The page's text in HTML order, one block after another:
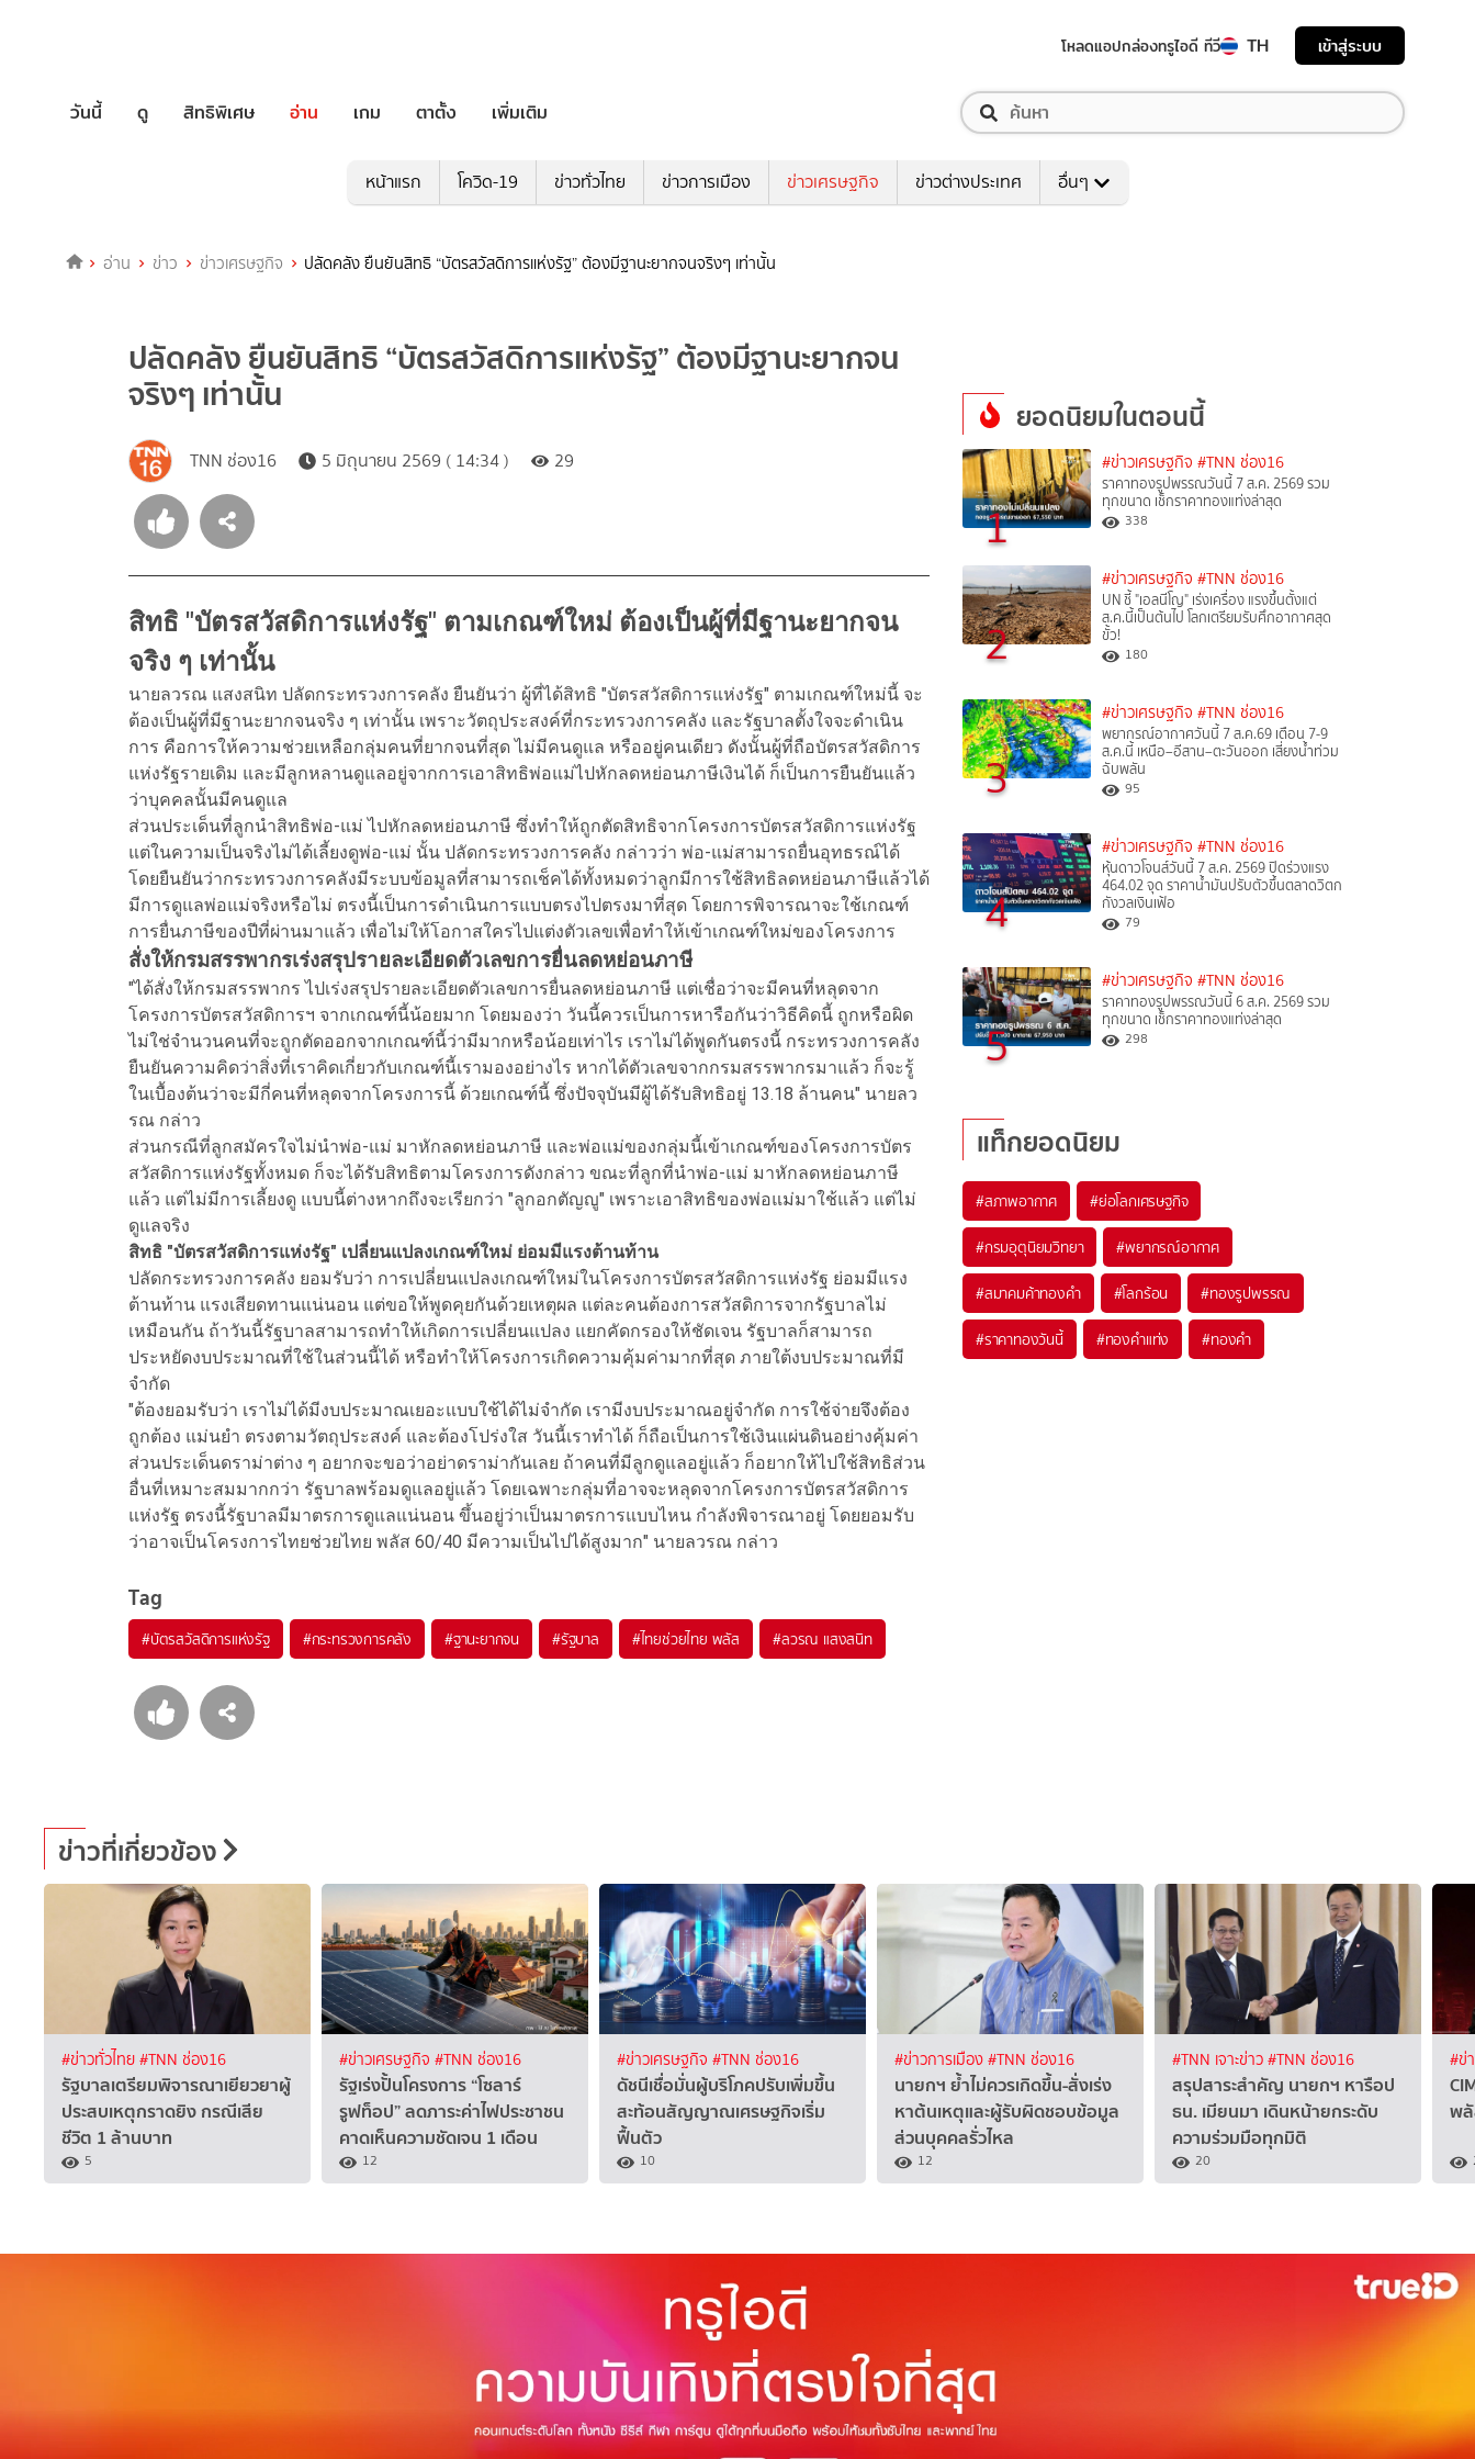
โหลดแอปกล่องทรูไอดี ทีวี TH เข้าสู่ระบบ
วันนี้ ดู สิทธิพิเศษ อ่าน เกม ตาตั้ง เพิ่มเติม
หน้าแรก โควิด-19 ข่าวทั่วไทย ข่าวการเมือง ข่าวเศรษฐกิจ ข่าวต่างประเทศ อื่นๆ
อ่าน ข่าว ข่าวเศรษฐกิจ ปลัดคลัง ยืนยันสิทธิ “บัตรสวัสดิการแห่งรัฐ” ต้องมีฐานะยากจนจริงๆ เท่านั้น
ปลัดคลัง ยืนยันสิทธิ “บัตรสวัสดิการแห่งรัฐ” ต้องมีฐานะยากจน
จริงๆ เท่านั้น
TNN ช่อง16 5 มิถุนายน 2569 ( 14:34 ) 29
สิทธิ "บัตรสวัสดิการแห่งรัฐ" ตามเกณฑ์ใหม่ ต้องเป็นผู้ที่มีฐานะยากจน
จริง ๆ เท่านั้น
นายลวรณ แสงสนิท ปลัดกระทรวงการคลัง ยืนยันว่า ผู้ที่ได้สิทธิ "บัตรสวัสดิการแห่งรัฐ" ตามเกณฑ์ใหม่นี้ จะ
ต้องเป็นผู้ที่มีฐานะยากจนจริง ๆ เท่านั้น เพราะวัตถุประสงค์ที่กระทรวงการคลัง และรัฐบาลตั้งใจจะดำเนิน
การ คือการให้ความช่วยเหลือกลุ่มคนที่ยากจนที่สุด ไม่มีคนดูแล หรืออยู่คนเดียว ดังนั้นผู้ที่ถือบัตรสวัสดิการ
แห่งรัฐรายเดิม และมีลูกหลานดูแลอยู่จากการเอาสิทธิพ่อแม่ไปหักลดหย่อนภาษีเงินได้ ก็เป็นการยืนยันแล้ว
ว่าบุคคลนั้นมีคนดูแล
ส่วนประเด็นที่ลูกนำสิทธิพ่อ-แม่ ไปหักลดหย่อนภาษี ซึ่งทำให้ถูกตัดสิทธิจากโครงการบัตรสวัสดิการแห่งรัฐ
แต่ในความเป็นจริงไม่ได้เลี้ยงดูพ่อ-แม่ นั้น ปลัดกระทรวงการคลัง กล่าวว่า พ่อ-แม่สามารถยื่นอุทธรณ์ได้
โดยยืนยันว่ากระทรวงการคลังมีระบบข้อมูลที่สามารถเช็คได้ทั้งหมดว่าลูกมีการใช้สิทธิลดหย่อนภาษีแล้วได้
มีการดูแลพ่อแม่จริงหรือไม่ ตรงนี้เป็นการดำเนินการแบบตรงไปตรงมาที่สุด โดยการพิจารณาจะใช้เกณฑ์
การยื่นภาษีของปีที่ผ่านมาแล้ว เพื่อไม่ให้โอกาสใครไปแต่งตัวเลขเพื่อทำให้เข้าเกณฑ์ใหม่ของโครงการ
สั่งให้กรมสรรพากรเร่งสรุปรายละเอียดตัวเลขการยื่นลดหย่อนภาษี
"ได้สั่งให้กรมสรรพากร ไปเร่งสรุปรายละเอียดตัวเลขการยื่นลดหย่อนภาษี แต่เชื่อว่าจะมีคนที่หลุดจาก
โครงการบัตรสวัสดิการฯ จากเกณฑ์นี้น้อยมาก โดยมองว่า วันนี้ควรเป็นการหารือกันว่าวิธีคิดนี้ ถูกหรือผิด
ไม่ใช่จำนวนคนที่จะถูกตัดออกจากเกณฑ์นี้ว่ามีมากหรือน้อยเท่าไร เราไม่ได้พูดกันตรงนี้ กระทรวงการคลัง
ยืนยันความคิดว่าสิ่งที่เราคิดเกี่ยวกับเกณฑ์นี้เรามองอย่างไร หากได้ตัวเลขจากกรมสรรพากรมาแล้ว ก็จะรู้
ในเบื้องต้นว่าจะมีกี่คนที่หลุดจากโครงการนี้ ด้วยเกณฑ์นี้ ซึ่งปัจจุบันมีผู้ได้รับสิทธิอยู่ 13.18 ล้านคน" นายลว
รณ กล่าว
ส่วนกรณีที่ลูกสมัครใจไม่นำพ่อ-แม่ มาหักลดหย่อนภาษี และพ่อแม่ของกลุ่มนี้เข้าเกณฑ์ของโครงการบัตร
สวัสดิการแห่งรัฐทั้งหมด ก็จะได้รับสิทธิตามโครงการดังกล่าว ขณะที่ลูกที่นำพ่อ-แม่ มาหักลดหย่อนภาษี
แล้ว แต่ไม่มีการเลี้ยงดู แบบนี้ต่างหากถึงจะเรียกว่า "ลูกอกตัญญู" เพราะเอาสิทธิของพ่อแม่มาใช้แล้ว แต่ไม่
ดูแลจริง
สิทธิ "บัตรสวัสดิการแห่งรัฐ" เปลี่ยนแปลงเกณฑ์ใหม่ ย่อมมีแรงต้านท้าน
ปลัดกระทรวงการคลัง ยอมรับว่า การเปลี่ยนแปลงเกณฑ์ใหม่ในโครงการบัตรสวัสดิการแห่งรัฐ ย่อมมีแรง
ต้านท้าน แรงเสียดทานแน่นอน แต่ขอให้พูดคุยกันด้วยเหตุผล แต่ละคนต้องการสวัสดิการจากรัฐบาลไม่
เหมือนกัน ถ้าวันนี้รัฐบาลสามารถทำให้เกิดการเปลี่ยนแปลง แยกคัดกรองให้ชัดเจน รัฐบาลก็สามารถ
ประหยัดงบประมาณที่ใช้ในส่วนนี้ได้ หรือทำให้โครงการเกิดความคุ้มค่ามากที่สุด ภายใต้งบประมาณที่มี
จำกัด
"ต้องยอมรับว่า เราไม่ได้มีงบประมาณเยอะแบบใช้ได้ไม่จำกัด เรามีงบประมาณอยู่จำกัด การใช้จ่ายจึงต้อง
ถูกต้อง แม่นยำ ตรงตามวัตถุประสงค์ และต้องโปร่งใส วันนี้เราทำได้ ก็ถือเป็นการใช้เงินแผ่นดินอย่างคุ้มค่า
ส่วนประเด็นดราม่าต่าง ๆ อยากจะขอว่าอย่าดราม่ากันเลย ถ้าคนที่มีลูกดูแลอยู่แล้ว ก็อยากให้ไปใช้สิทธิส่วน
อื่นที่เหมาะสมมากกว่า รัฐบาลพร้อมดูแลอยู่แล้ว โดยเฉพาะกลุ่มที่อาจจะหลุดจากโครงการบัตรสวัสดิการ
แห่งรัฐ ตรงนี้รัฐบาลมีมาตรการดูแลแน่นอน ขึ้นอยู่ว่าเป็นมาตรการแบบไหน กำลังพิจารณาอยู่ โดยยอมรับ
ว่าอาจเป็นโครงการไทยช่วยไทย พลัส 60/40 มีความเป็นไปได้สูงมาก" นายลวรณ กล่าว
Tag
#บัตรสวัสดิการแห่งรัฐ #กระทรวงการคลัง #ฐานะยากจน #รัฐบาล #ไทยช่วยไทย พลัส #ลวรณ แสงสนิท
ยอดนิยมในตอนนี้
1
#ข่าวเศรษฐกิจ #TNN ช่อง16
ราคาทองรูปพรรณวันนี้ 7 ส.ค. 2569 รวม
ทุกขนาด เช็กราคาทองแท่งล่าสุด
338
2
#ข่าวเศรษฐกิจ #TNN ช่อง16
UN ชี้ "เอลนีโญ" เร่งเครื่อง แรงขึ้นตั้งแต่
ส.ค.นี้เป็นต้นไป โลกเตรียมรับศึกอากาศสุด
ขั้ว!
180
3
#ข่าวเศรษฐกิจ #TNN ช่อง16
พยากรณ์อากาศวันนี้ 7 ส.ค.69 เตือน 7-9
ส.ค.นี้ เหนือ–อีสาน–ตะวันออก เสี่ยงน้ำท่วม
ฉับพลัน
95
4
#ข่าวเศรษฐกิจ #TNN ช่อง16
หุ้นดาวโจนส์วันนี้ 7 ส.ค. 2569 ปิดร่วงแรง
464.02 จุด ราคาน้ำมันปรับตัวขึ้นตลาดวิตก
กังวลเงินเฟ้อ
79
5
#ข่าวเศรษฐกิจ #TNN ช่อง16
ราคาทองรูปพรรณวันนี้ 6 ส.ค. 2569 รวม
ทุกขนาด เช็กราคาทองแท่งล่าสุด
298
แท็กยอดนิยม
#สภาพอากาศ #ย่อโลกเศรษฐกิจ
#กรมอุตุนิยมวิทยา #พยากรณ์อากาศ
#สมาคมค้าทองคำ #โลกร้อน #ทองรูปพรรณ
#ราคาทองวันนี้ #ทองคำแท่ง #ทองคำ
ข่าวที่เกี่ยวข้อง
#ข่าวทั่วไทย#TNN ช่อง16
รัฐบาลเตรียมพิจารณาเยียวยาผู้
ประสบเหตุกราดยิง กรณีเสีย
ชีวิต 1 ล้านบาท
5
#ข่าวเศรษฐกิจ #TNN ช่อง16
รัฐเร่งปั้นโครงการ “โซลาร์
รูฟท็อป” ลดภาระค่าไฟประชาชน
คาดเห็นความชัดเจน 1 เดือน
12
#ข่าวเศรษฐกิจ #TNN ช่อง16
ดัชนีเชื่อมั่นผู้บริโภคปรับเพิ่มขึ้น
สะท้อนสัญญาณเศรษฐกิจเริ่ม
ฟื้นตัว
10
#ข่าวการเมือง#TNN ช่อง16
นายกฯ ย้ำไม่ควรเกิดขึ้น-สั่งเร่ง
หาต้นเหตุและผู้รับผิดชอบข้อมูล
ส่วนบุคคลรั่วไหล
12
#TNN เจาะข่าว#TNN ช่อง16
สรุปสาระสำคัญ นายกฯ หารือป
ธน. เมียนมา เดินหน้ายกระดับ
ความร่วมมือทุกมิติ
20
#ข่
พลั